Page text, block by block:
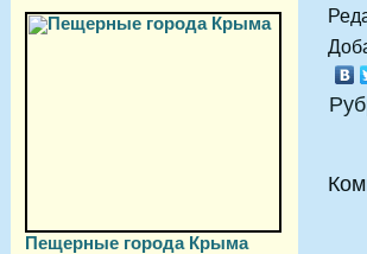
Пещерные города Крыма